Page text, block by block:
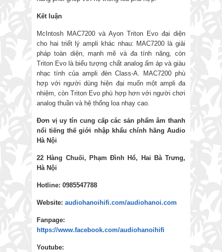
Kết luận
McIntosh MAC7200 và Ayon Triton Evo đại diện
cho hai triết lý ampli khác nhau: MAC7200 là giải
pháp toàn diện, mạnh mẽ và đa tính năng, còn
Triton Evo là biểu tượng chất analog ấm áp và giàu
nhạc tính của ampli đèn Class-A. MAC7200 phù
hợp với người dùng hiện đại muốn một ampli đa
nhiệm, còn Triton Evo phù hợp hơn với người chơi
analog thuần và hệ thống loa nhạy cao.
Đơn vị uy tín cung cấp các sản phẩm âm thanh
nổi tiếng thế giới nhập khẩu chính hãng Audio
Hà Nội
22 Hàng Chuối, Phạm Đình Hổ, Hai Bà Trưng,
Hà Nội
Hotline: 0985547788
Website: audiohanoihifi.com/audiohanoi.com
Fanpage:
https://www.facebook.com/audiohanoihifi
Youtube: